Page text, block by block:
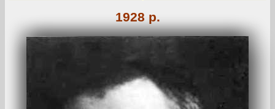
1928 р.